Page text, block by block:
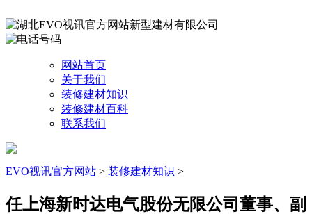
网站首页
关于我们
装修建材知识
装修建材百科
联系我们
EVO视讯官方网站 > 装修建材知识 >
任上海新时达电气股份无限公司董事、副